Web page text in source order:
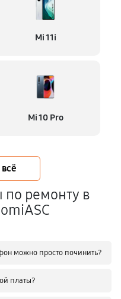
Mi 11i
Mi 10 Pro
по ремонту в
можно просто починить?
платы?